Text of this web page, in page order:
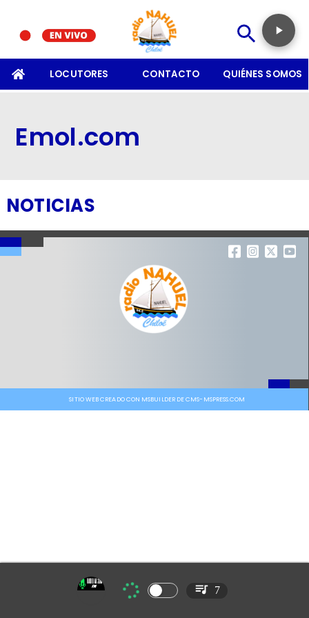
LOCUTORES CONTACTO QUIÉNES SOMOS
Emol.com
NOTICIAS
SITIO WEB CREADO CON MSBUILDER DE CMS-MSPRESS.COM
7